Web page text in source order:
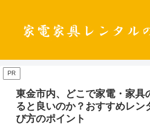
PR
東金市内、どこで家電・家具
ると良いのか？おすすめレン
び方のポイント